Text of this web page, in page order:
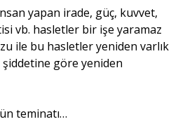
yapan irade, güç, kuvvet,
vb. hasletler bir işe yaramaz
ile bu hasletler yeniden varlık
göre yeniden
teminatı…